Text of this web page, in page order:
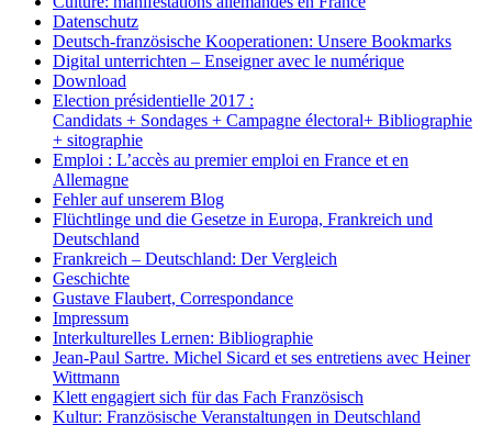
Datenschutz
Deutsch-französische Kooperationen: Unsere Bookmarks
Digital unterrichten – Enseigner avec le numérique
Download
Election présidentielle 2017 :
Candidats + Sondages + Campagne électoral+ Bibliographie
+ sitographie
Emploi : L’accès au premier emploi en France et en
Allemagne
Fehler auf unserem Blog
Flüchtlinge und die Gesetze in Europa, Frankreich und
Deutschland
Frankreich – Deutschland: Der Vergleich
Geschichte
Gustave Flaubert, Correspondance
Impressum
Interkulturelles Lernen: Bibliographie
Jean-Paul Sartre. Michel Sicard et ses entretiens avec Heiner
Wittmann
Klett engagiert sich für das Fach Französisch
Kultur: Französische Veranstaltungen in Deutschland